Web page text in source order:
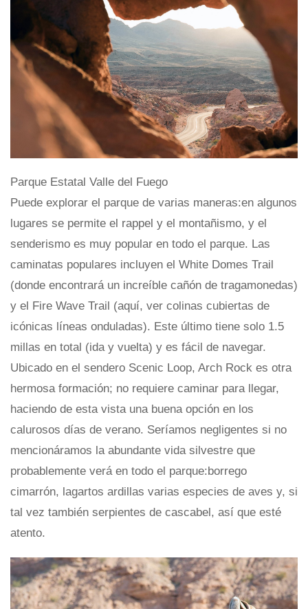
Parque Estatal Valle del Fuego
Puede explorar el parque de varias maneras:en algunos
lugares se permite el rappel y el montañismo, y el
senderismo es muy popular en todo el parque. Las
caminatas populares incluyen el White Domes Trail
(donde encontrará un increíble cañón de tragamonedas)
y el Fire Wave Trail (aquí, ver colinas cubiertas de
icónicas líneas onduladas). Este último tiene solo 1.5
millas en total (ida y vuelta) y es fácil de navegar.
Ubicado en el sendero Scenic Loop, Arch Rock es otra
hermosa formación; no requiere caminar para llegar,
haciendo de esta vista una buena opción en los
calurosos días de verano. Seríamos negligentes si no
mencionáramos la abundante vida silvestre que
probablemente verá en todo el parque:borrego
cimarrón, lagartos ardillas varias especies de aves y, si
tal vez también serpientes de cascabel, así que esté
atento.